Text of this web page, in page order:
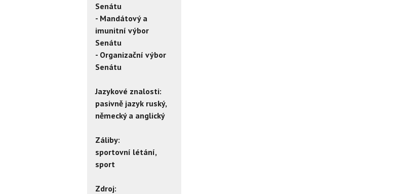
Senátu
- Mandátový a
imunitní výbor
Senátu
- Organizační výbor
Senátu
Jazykové znalosti:
pasivně jazyk ruský,
německý a anglický
Záliby:
sportovní létání,
sport
Zdroj: